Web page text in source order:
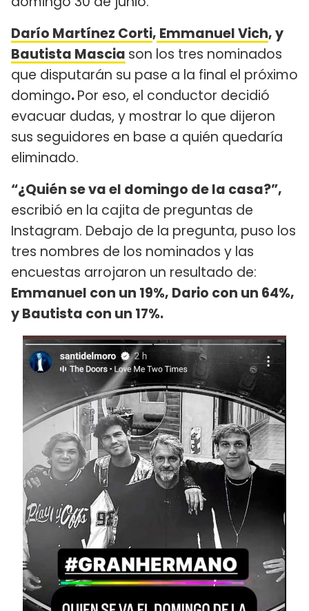
Darío Martínez Corti, Emmanuel Vich, y
Bautista Mascia son los tres nominados
que disputarán su pase a la final el próximo
domingo.Por eso, el conductor decidió
evacuar dudas, y mostrar lo que dijeron
sus seguidores en base a quién quedaría
eliminado.
“¿Quién se va el domingo de la casa?”,
escribió en la cajita de preguntas de
Instagram. Debajo de la pregunta, puso los
tres nombres de los nominados y las
encuestas arrojaron un resultado de:
Emmanuel con un 19%, Dario con un 64%,
y Bautista con un 17%.